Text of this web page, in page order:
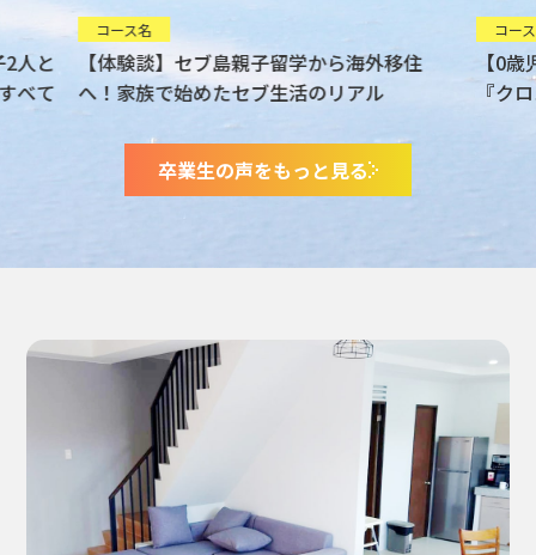
人と
べて
コース名
【体験談】セブ島親子留学から海外移住
へ！家族で始めたセブ生活のリアル
コー
【0
『ク
卒業生の声をもっと見る